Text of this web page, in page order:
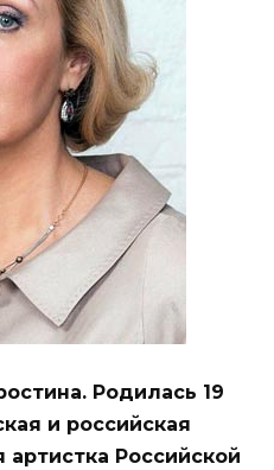
Родилась 19
и российская
артистка Российской